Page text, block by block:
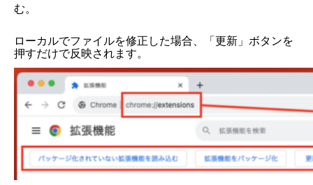
む。
ローカルでファイルを修正した場合、「更新」ボタンを
押すだけで反映されます。